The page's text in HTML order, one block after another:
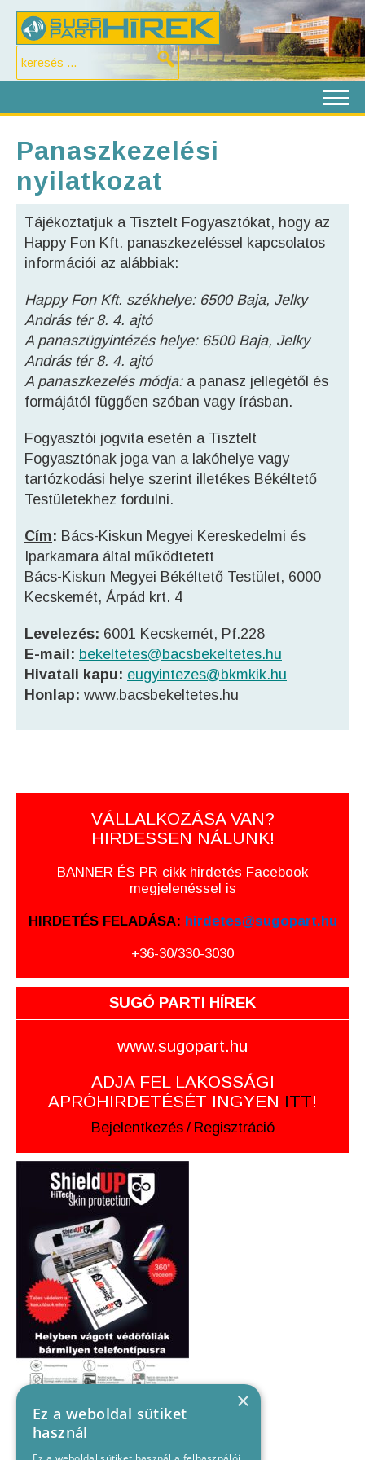
Panaszkezelési
nyilatkozat
Tájékoztatjuk a Tisztelt Fogyasztókat, hogy az
Happy Fon Kft. panaszkezeléssel kapcsolatos
információi az alábbiak:
Happy Fon Kft. székhelye: 6500 Baja, Jelky
András tér 8. 4. ajtó
A panaszügyintézés helye: 6500 Baja, Jelky
András tér 8. 4. ajtó
A panaszkezelés módja:a panasz jellegétől és
formájától függően szóban vagy írásban.
Fogyasztói jogvita esetén a Tisztelt
Fogyasztónak joga van a lakóhelye vagy
tartózkodási helye szerint illetékes Békéltető
Testületekhez fordulni.
Cím: Bács-Kiskun Megyei Kereskedelmi és
Iparkamara által működtetett
Bács-Kiskun Megyei Békéltető Testület, 6000
Kecskemét, Árpád krt. 4
Levelezés: 6001 Kecskemét, Pf.228
E-mail: bekeltetes@bacsbekeltetes.hu
Hivatali kapu: eugyintezes@bkmkik.hu
Honlap: www.bacsbekeltetes.hu
VÁLLALKOZÁSA VAN?
HIRDESSEN NÁLUNK!
BANNER ÉS PR cikk hirdetés Facebook
megjelenéssel is
HIRDETÉS FELADÁSA: hirdetes@sugopart.hu
+36-30/330-3030
SUGÓ PARTI HÍREK
www.sugopart.hu
ADJA FEL LAKOSSÁGI
APRÓHIRDETÉSÉT INGYEN ITT!
Bejelentkezés / Regisztráció
×
Ez a weboldal sütiket
használ